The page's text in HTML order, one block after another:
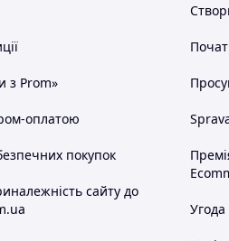
з Prom»
оплатою
покупок
сайту до
Угода